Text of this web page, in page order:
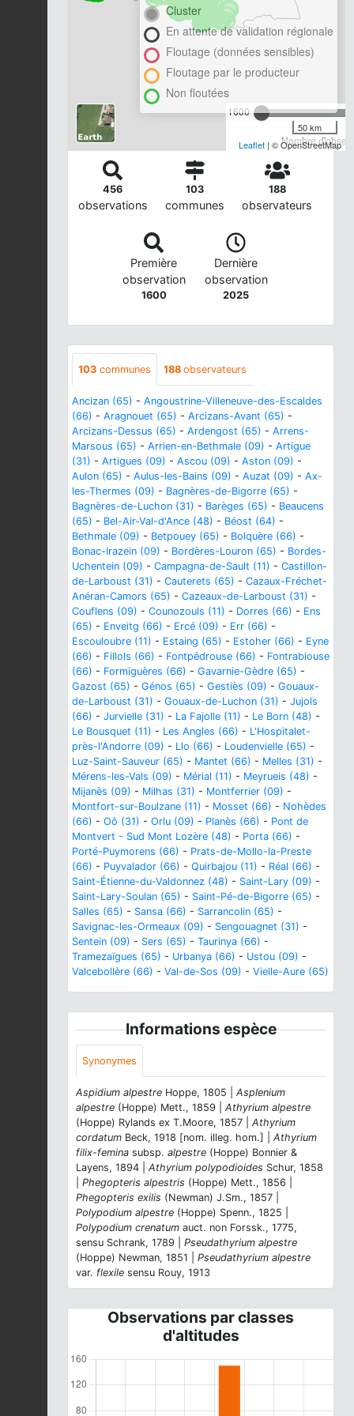
1600
Nombre
Cluster
En attente de validation régionale
Floutage (données sensibles)
Floutage par le producteur
Non floutées
50 km
Leaflet | © OpenStreetMap
456
observations
103
communes
188
observateurs
Première
observation
1600
Dernière
observation
2025
103 communes 188 observateurs
Ancizan (65) - Angoustrine-Villeneuve-des-Escaldes
(66) - Aragnouet (65) - Arcizans-Avant (65) -
Arcizans-Dessus (65) - Ardengost (65) - Arrens-
Marsous (65) - Arrien-en-Bethmale (09) - Artigue
(31) - Artigues (09) - Ascou (09) - Aston (09) -
Aulon (65) - Aulus-les-Bains (09) - Auzat (09) - Ax-
les-Thermes (09) - Bagnères-de-Bigorre (65) -
Bagnères-de-Luchon (31) - Barèges (65) - Beaucens
(65) - Bel-Air-Val-d'Ance (48) - Béost (64) -
Bethmale (09) - Betpouey (65) - Bolquère (66) -
Bonac-Irazein (09) - Bordères-Louron (65) - Bordes-
Uchentein (09) - Campagna-de-Sault (11) - Castillon-
de-Larboust (31) - Cauterets (65) - Cazaux-Fréchet-
Anéran-Camors (65) - Cazeaux-de-Larboust (31) -
Couflens (09) - Counozouls (11) - Dorres (66) - Ens
(65) - Enveitg (66) - Ercé (09) - Err (66) -
Escouloubre (11) - Estaing (65) - Estoher (66) - Eyne
(66) - Fillols (66) - Fontpédrouse (66) - Fontrabiouse
(66) - Formiguères (66) - Gavarnie-Gèdre (65) -
Gazost (65) - Génos (65) - Gestiès (09) - Gouaux-
de-Larboust (31) - Gouaux-de-Luchon (31) - Jujols
(66) - Jurvielle (31) - La Fajolle (11) - Le Born (48) -
Le Bousquet (11) - Les Angles (66) - L'Hospitalet-
près-l'Andorre (09) - Llo (66) - Loudenvielle (65) -
Luz-Saint-Sauveur (65) - Mantet (66) - Melles (31) -
Mérens-les-Vals (09) - Mérial (11) - Meyrueis (48) -
Mijanès (09) - Milhas (31) - Montferrier (09) -
Montfort-sur-Boulzane (11) - Mosset (66) - Nohèdes
(66) - Oô (31) - Orlu (09) - Planès (66) - Pont de
Montvert - Sud Mont Lozère (48) - Porta (66) -
Porté-Puymorens (66) - Prats-de-Mollo-la-Preste
(66) - Puyvalador (66) - Quirbajou (11) - Réal (66) -
Saint-Étienne-du-Valdonnez (48) - Saint-Lary (09) -
Saint-Lary-Soulan (65) - Saint-Pé-de-Bigorre (65) -
Salles (65) - Sansa (66) - Sarrancolin (65) -
Savignac-les-Ormeaux (09) - Sengouagnet (31) -
Sentein (09) - Sers (65) - Taurinya (66) -
Tramezaïgues (65) - Urbanya (66) - Ustou (09) -
Valcebollère (66) - Val-de-Sos (09) - Vielle-Aure (65)
Informations espèce
Synonymes
Aspidium alpestre Hoppe, 1805 | Asplenium
alpestre (Hoppe) Mett., 1859 | Athyrium alpestre
(Hoppe) Rylands ex T.Moore, 1857 | Athyrium
cordatum Beck, 1918 [nom. illeg. hom.] | Athyrium
filix-femina subsp. alpestre (Hoppe) Bonnier &
Layens, 1894 | Athyrium polypodioides Schur, 1858
Phegopteris alpestris (Hoppe) Mett., 1856 |
Phegopteris exilis (Newman) J.Sm., 1857 |
Polypodium alpestre (Hoppe) Spenn., 1825 |
Polypodium crenatum auct. non Forssk., 1775,
sensu Schrank, 1789 | Pseudathyrium alpestre
(Hoppe) Newman, 1851 | Pseudathyrium alpestre
var. flexile sensu Rouy, 1913
Observations par classes
d'altitudes